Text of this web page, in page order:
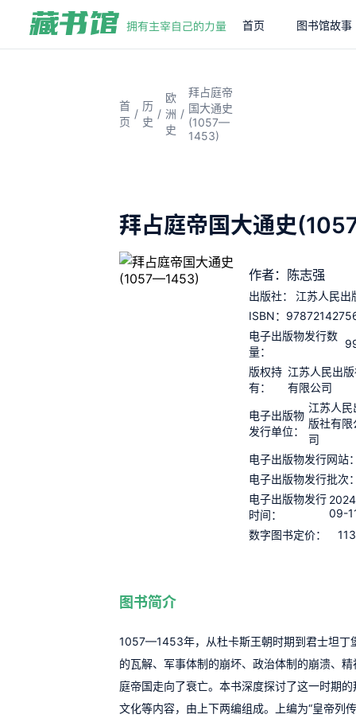
首页 图书馆故事
首
页
/
历
史
/
欧
洲
史
/
拜占庭帝
国大通史
(1057—
1453)
拜占庭帝国大通史
作者：陈志强
出版社：
江苏人民出
ISBN：
电子出版物发行数
量：
版权持
有：
江苏人民出
有限公司
电子出版物
发行单位：
江苏人民
版社有限
司
电子出版物发行网站
电子出版物发行批次
电子出版物发行
时间：
09-
数字图书定价：
图书简介
1057—1453年，从杜卡斯王朝时期到君士坦丁
的瓦解、军事体制的崩坏、政治体制的崩溃、
庭帝国走向了衰亡。本书深度探讨了这一时期
文化等内容，由上下两编组成。上编为“皇帝列